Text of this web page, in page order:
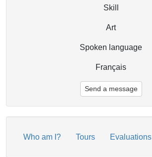
Skill
Art
Spoken language
Français
Send a message
Who am I? Tours Evaluations